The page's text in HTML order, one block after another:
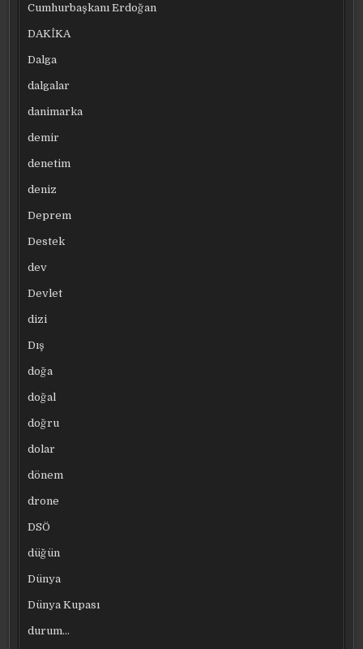
Cumhurbaşkanı Erdoğan
DAKİKA
Dalga
dalgalar
danimarka
demir
denetim
deniz
Deprem
Destek
dev
Devlet
dizi
Dış
doğa
doğal
doğru
dolar
dönem
drone
DSÖ
düğün
Dünya
Dünya Kupası
durum…